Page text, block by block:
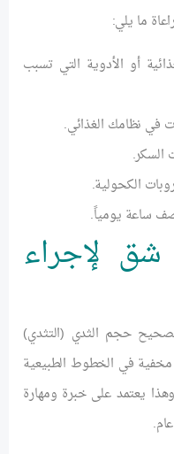
ما يلي:
أو الأدوية التي تسبب
نظامك الغذائي.
الكحولية.
ساعة يومياً.
لإجراء
حجم الثدي (التثدي)
في الخطوط الطبيعية
يعتمد على خبرة ومهارة